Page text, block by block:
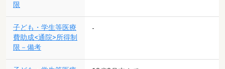
限
子ども・学生等医療
費助成<通院>所得制
限－備考
-